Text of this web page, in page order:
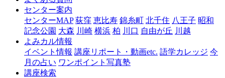
センター案内
センターMAP 荻窪 恵比寿 錦糸町 北千住 八王子 昭和
記念公園 大森 川崎 横浜 柏 川口 自由が丘 川越
よみカル情報
イベント情報 講座リポート・動画etc. 語学カレッジ 今
月の占い ワンポイント写真塾
講座検索